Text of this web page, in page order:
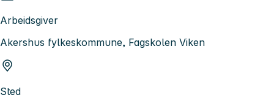
Arbeidsgiver
Akershus fylkeskommune, Fagskolen Viken
Sted